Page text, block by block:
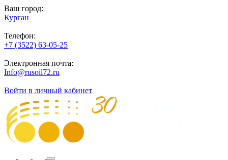
Ваш город:
Курган
Телефон:
+7 (3522) 63-05-25
Электронная почта:
Info@rusoil72.ru
Войти в личный кабинет